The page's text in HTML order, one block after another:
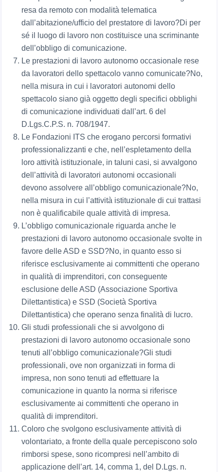
resa da remoto con modalità telematica
dall’abitazione/ufficio del prestatore di lavoro?Di per
sé il luogo di lavoro non costituisce una scriminante
dell’obbligo di comunicazione.
Le prestazioni di lavoro autonomo occasionale rese
da lavoratori dello spettacolo vanno comunicate?No,
nella misura in cui i lavoratori autonomi dello
spettacolo siano già oggetto degli specifici obblighi
di comunicazione individuati dall’art. 6 del
D.Lgs.C.P.S. n. 708/1947.
Le Fondazioni ITS che erogano percorsi formativi
professionalizzanti e che, nell’espletamento della
loro attività istituzionale, in taluni casi, si avvalgono
dell’attività di lavoratori autonomi occasionali
devono assolvere all’obbligo comunicazionale?No,
nella misura in cui l’attività istituzionale di cui trattasi
non è qualificabile quale attività di impresa.
L’obbligo comunicazionale riguarda anche le
prestazioni di lavoro autonomo occasionale svolte in
favore delle ASD e SSD?No, in quanto esso si
riferisce esclusivamente ai committenti che operano
in qualità di imprenditori, con conseguente
esclusione delle ASD (Associazione Sportiva
Dilettantistica) e SSD (Società Sportiva
Dilettantistica) che operano senza finalità di lucro.
Gli studi professionali che si avvolgono di
prestazioni di lavoro autonomo occasionale sono
tenuti all’obbligo comunicazionale?Gli studi
professionali, ove non organizzati in forma di
impresa, non sono tenuti ad effettuare la
comunicazione in quanto la norma si riferisce
esclusivamente ai committenti che operano in
qualità di imprenditori.
Coloro che svolgono esclusivamente attività di
volontariato, a fronte della quale percepiscono solo
rimborsi spese, sono ricompresi nell’ambito di
applicazione dell’art. 14, comma 1, del D.Lgs. n.